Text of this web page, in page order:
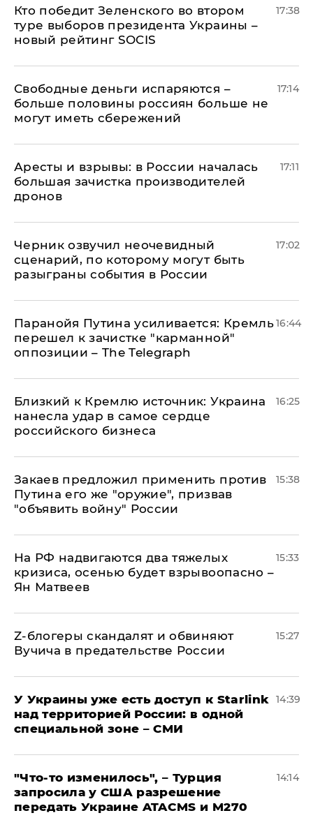
Кто победит Зеленского во втором
туре выборов президента Украины –
новый рейтинг SOCIS
17:38
Свободные деньги испаряются –
больше половины россиян больше не
могут иметь сбережений
17:14
Аресты и взрывы: в России началась
большая зачистка производителей
дронов
17:11
Черник озвучил неочевидный
сценарий, по которому могут быть
разыграны события в России
17:02
Паранойя Путина усиливается: Кремль
перешел к зачистке "карманной"
оппозиции – The Telegraph
16:44
Близкий к Кремлю источник: Украина
нанесла удар в самое сердце
российского бизнеса
16:25
Закаев предложил применить против
Путина его же "оружие", призвав
"объявить войну" России
15:38
На РФ надвигаются два тяжелых
кризиса, осенью будет взрывоопасно –
Ян Матвеев
15:33
Z-блогеры скандалят и обвиняют
Вучича в предательстве России
15:27
У Украины уже есть доступ к Starlink
над территорией России: в одной
специальной зоне – СМИ
14:39
​"Что-то изменилось", – Турция
запросила у США разрешение
передать Украине ATACMS и M270
14:14